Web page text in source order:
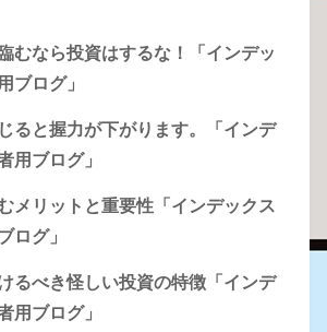
むなら投資はするな！「インデッ
ブログ」
ると握力が下がります。「インデ
用ブログ」
メリットと重要性「インデックス
ログ」
るべき怪しい投資の特徴「インデ
用ブログ」